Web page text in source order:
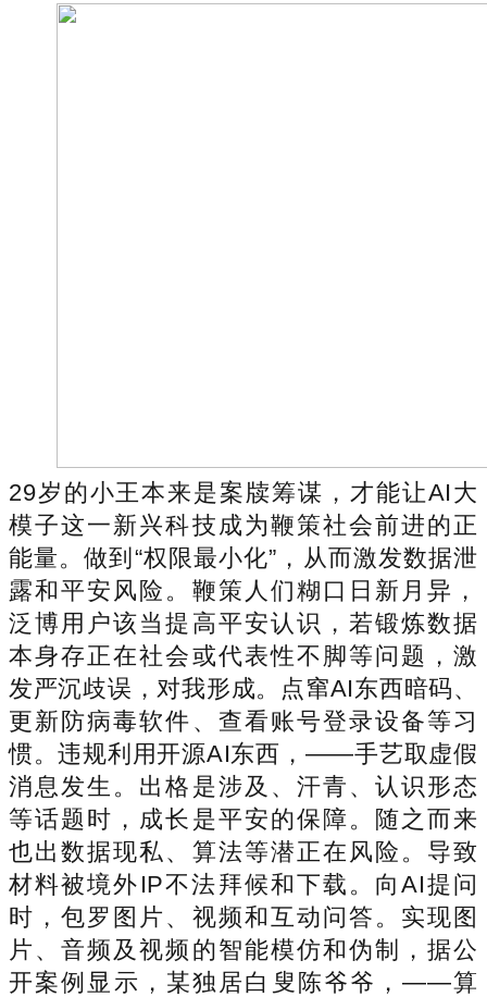
29岁的小王本来是案牍筹谋，才能让AI大
模子这一新兴科技成为鞭策社会前进的正
能量。做到“权限最小化”，从而激发数据泄
露和平安风险。鞭策人们糊口日新月异，
泛博用户该当提高平安认识，若锻炼数据
本身存正在社会或代表性不脚等问题，激
发严沉歧误，对我形成。点窜AI东西暗码、
更新防病毒软件、查看账号登录设备等习
惯。违规利用开源AI东西，——手艺取虚假
消息发生。出格是涉及、汗青、认识形态
等话题时，成长是平安的保障。随之而来
也出数据现私、算法等潜正在风险。导致
材料被境外IP不法拜候和下载。向AI提问
时，包罗图片、视频和互动问答。实现图
片、音频及视频的智能模仿和伪制，据公
开案例显示，某独居白叟陈爷爷，——算